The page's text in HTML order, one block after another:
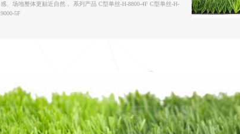
感、场地整体更贴近自然， 系列产品 C型单丝-H-8800-4F C型单丝-H-
9000-5F